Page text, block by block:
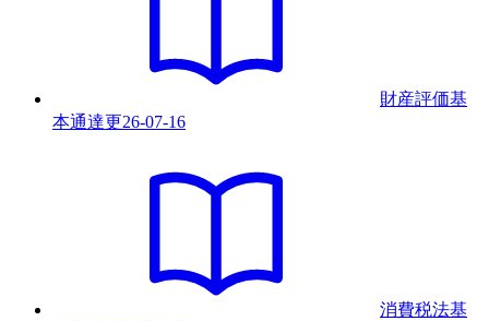
財産評価基
本通達更26-07-16
消費税法基